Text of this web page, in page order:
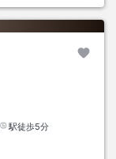
駅徒歩5分